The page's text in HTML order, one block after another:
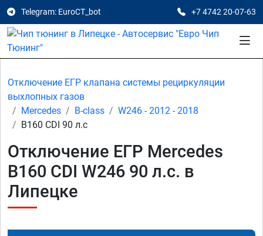
Telegram: EuroCT_bot +7 4742 20-07-63
Отключение ЕГР клапана системы рециркуляции
выхлопных газов
Mercedes
B-class
W246 - 2012 - 2018
B160 CDI 90 л.с
Отключение ЕГР Mercedes
B160 CDI W246 90 л.с. в
Липецке